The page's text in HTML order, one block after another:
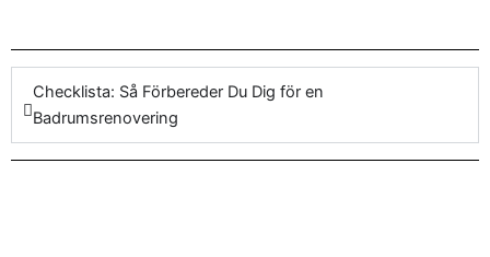
badrummed ett
engagemang i detaljerna.
lösningar, så är vi här för
att hjälpa. För att
underlätta hela processen,
Checklista: Så Förbereder Du Dig för en
Badrumsrenovering